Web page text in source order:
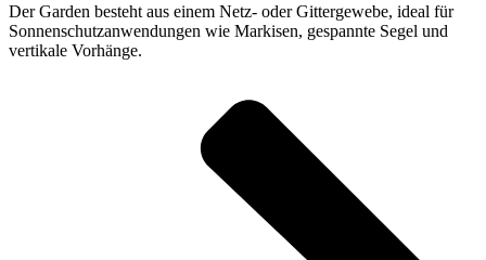
Der Garden besteht aus einem Netz- oder Gittergewebe, ideal für
Sonnenschutzanwendungen wie Markisen, gespannte Segel und
vertikale Vorhänge.